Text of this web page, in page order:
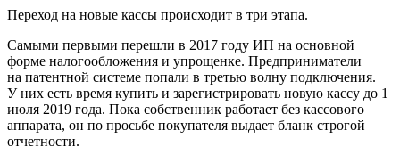
Переход на новые кассы происходит в три этапа.
Самыми первыми перешли в 2017 году ИП на основной
форме налогообложения и упрощенке. Предприниматели
на патентной системе попали в третью волну подключения.
У них есть время купить и зарегистрировать новую кассу до 1
июля 2019 года. Пока собственник работает без кассового
аппарата, он по просьбе покупателя выдает бланк строгой
отчетности.